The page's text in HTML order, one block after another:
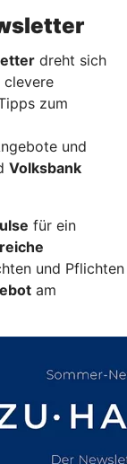
dreht sich
clevere
zum
und
Volksbank
für ein
und Pflichten
am